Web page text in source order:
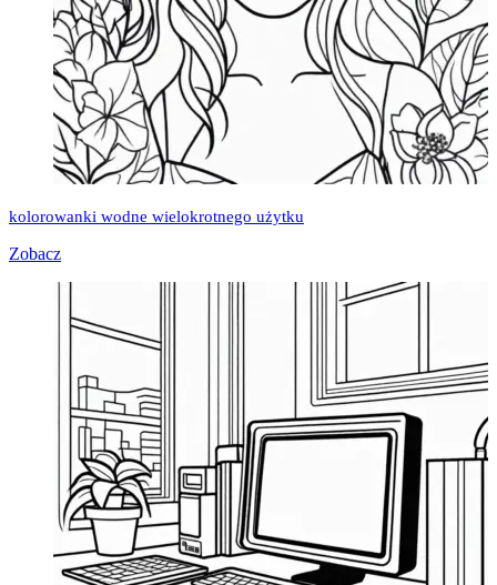
kolorowanki wodne wielokrotnego użytku
Zobacz